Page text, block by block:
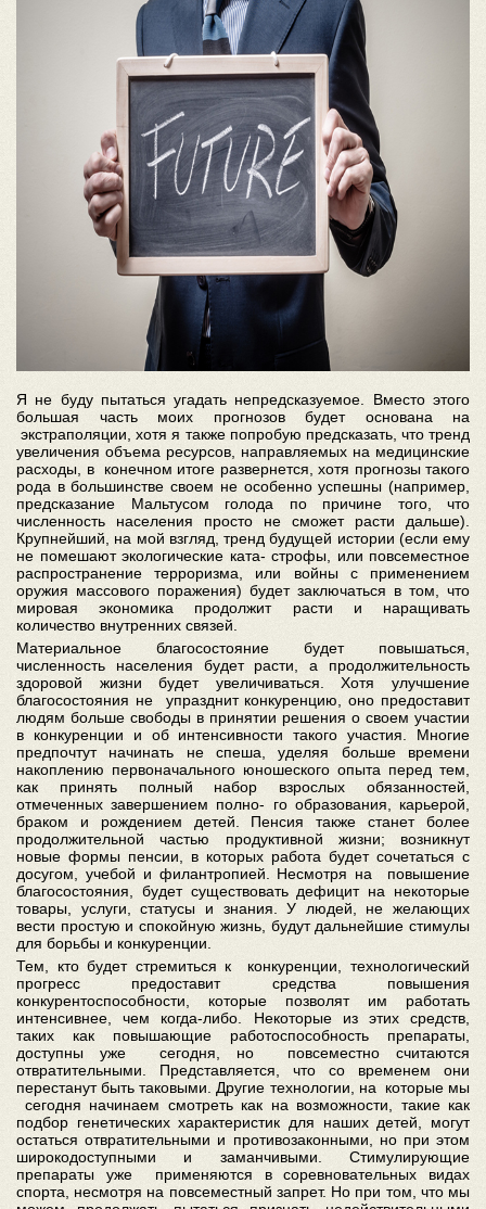
Я не буду пытаться угадать непредсказуемое. Вместо этого
большая часть моих прогнозов будет основана на
экстраполяции, хотя я также попробую предсказать, что тренд
увеличения объема ресурсов, направляемых на медицинские
расходы, в конечном итоге развернется, хотя прогнозы такого
рода в большинстве своем не особенно успешны (например,
предсказание Мальтусом голода по причине того, что
численность населения просто не сможет расти дальше).
Крупнейший, на мой взгляд, тренд будущей истории (если ему
не помешают экологические ката- строфы, или повсеместное
распространение терроризма, или войны с применением
оружия массового поражения) будет заключаться в том, что
мировая экономика продолжит расти и наращивать
количество внутренних связей.
Материальное благосостояние будет повышаться,
численность населения будет расти, а продолжительность
здоровой жизни будет увеличиваться. Хотя улучшение
благосостояния не упразднит конкуренцию, оно предоставит
людям больше свободы в принятии решения о своем участии
в конкуренции и об интенсивности такого участия. Многие
предпочтут начинать не спеша, уделяя больше времени
накоплению первоначального юношеского опыта перед тем,
как принять полный набор взрослых обязанностей,
отмеченных завершением полно- го образования, карьерой,
браком и рождением детей. Пенсия также станет более
продолжительной частью продуктивной жизни; возникнут
новые формы пенсии, в которых работа будет сочетаться с
досугом, учебой и филантропией. Несмотря на повышение
благосостояния, будет существовать дефицит на некоторые
товары, услуги, статусы и знания. У людей, не желающих
вести простую и спокойную жизнь, будут дальнейшие стимулы
для борьбы и конкуренции.
Тем, кто будет стремиться к конкуренции, технологический
прогресс предоставит средства повышения
конкурентоспособности, которые позволят им работать
интенсивнее, чем когда-либо. Некоторые из этих средств,
таких как повышающие работоспособность препараты,
доступны уже сегодня, но повсеместно считаются
отвратительными. Представляется, что со временем они
перестанут быть таковыми. Другие технологии, на которые мы
сегодня начинаем смотреть как на возможности, такие как
подбор генетических характеристик для наших детей, могут
остаться отвратительными и противозаконными, но при этом
широкодоступными и заманчивыми. Стимулирующие
препараты уже применяются в соревновательных видах
спорта, несмотря на повсеместный запрет. Но при том, что мы